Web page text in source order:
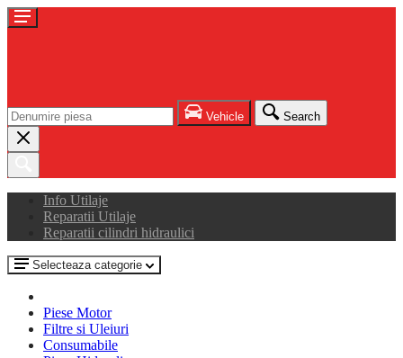
Vehicle Search
Info Utilaje
Reparatii Utilaje
Reparatii cilindri hidraulici
Selecteaza categorie
Piese Motor
Filtre si Uleiuri
Consumabile